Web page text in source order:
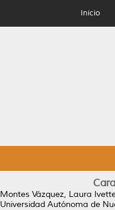
Inicio
Montes Vázquez, Laura
Universidad Autónoma de